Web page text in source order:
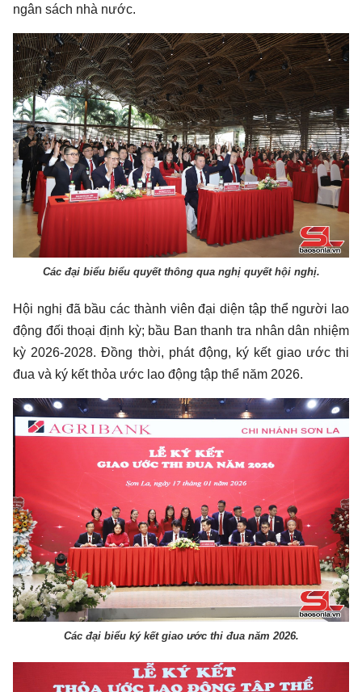
ngân sách nhà nước.
Các đại biểu biểu quyết thông qua nghị quyết hội nghị.
Hội nghị đã bầu các thành viên đại diện tập thể người lao
động đối thoại định kỳ; bầu Ban thanh tra nhân dân nhiệm
kỳ 2026-2028. Đồng thời, phát động, ký kết giao ước thi
đua và ký kết thỏa ước lao động tập thể năm 2026.
Các đại biểu ký kết giao ước thi đua năm 2026.